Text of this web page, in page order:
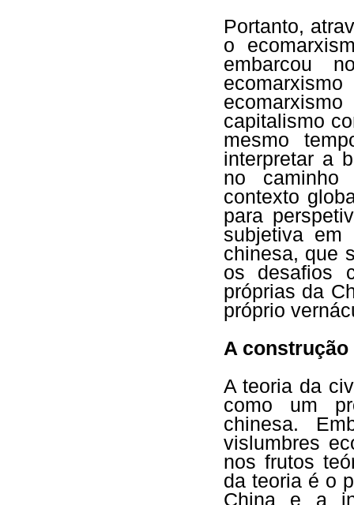
Portanto,
o
embarcou
capitalismo
mesmo
interpretar a
no caminho
contexto
para
subjetiva em
chinesa, que
os desafios
próprias da
próprio
A
A teoria da
como um
chinesa.
vislumbres
nos frutos
da teoria é o
China e a